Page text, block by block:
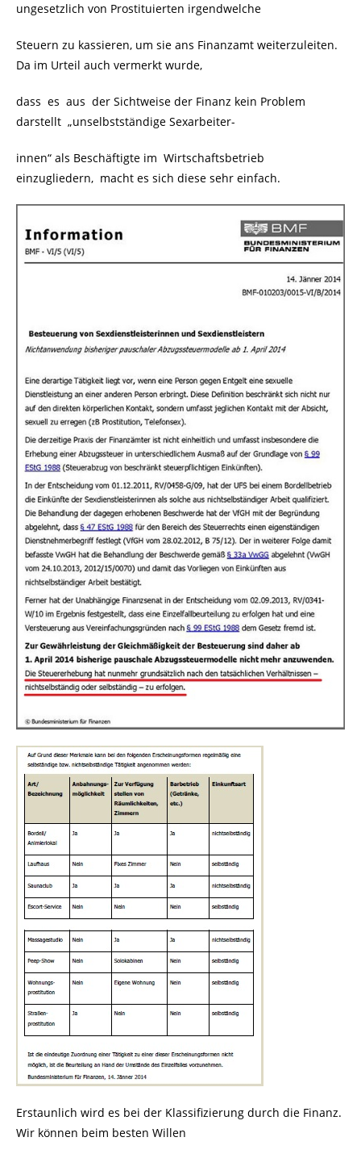
ungesetzlich von Prostituierten irgendwelche
Steuern zu kassieren, um sie ans Finanzamt weiterzuleiten.
Da im Urteil auch vermerkt wurde,
dass es aus der Sichtweise der Finanz kein Problem
darstellt „unselbstständige Sexarbeiter-
innen“ als Beschäftigte im Wirtschaftsbetrieb
einzugliedern, macht es sich diese sehr einfach.
Erstaunlich wird es bei der Klassifizierung durch die Finanz.
Wir können beim besten Willen